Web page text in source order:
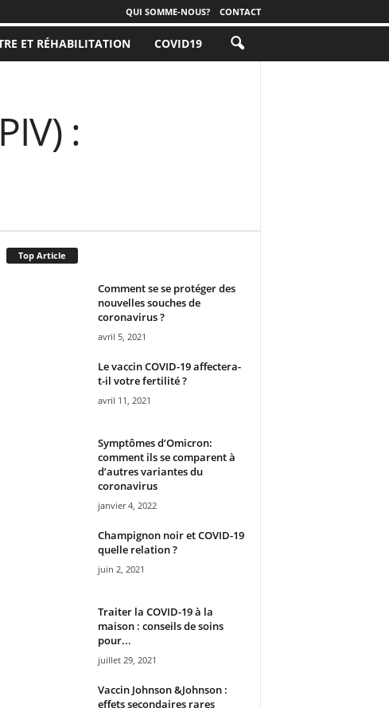
QUI SOMME-NOUS? CONTACT
ET RÉHABILITATION COVID19
:
Top Article
Comment se se protéger des
nouvelles souches de
coronavirus ?
avril 5, 2021
Le vaccin COVID-19 affectera-
t-il votre fertilité ?
avril 11, 2021
Symptômes d’Omicron:
comment ils se comparent à
d’autres variantes du
coronavirus
janvier 4, 2022
Champignon noir et COVID-19
quelle relation ?
juin 2, 2021
Traiter la COVID-19 à la
maison : conseils de soins
pour...
juillet 29, 2021
Vaccin Johnson &Johnson :
effets secondaires rares